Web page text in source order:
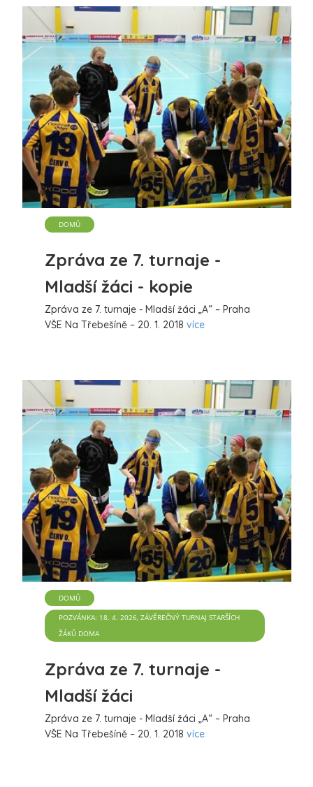
Zpráva ze 7. turnaje -
Mladší žáci - kopie
Zpráva ze 7. turnaje - Mladší žáci „A“ – Praha
VŠE Na Třebešíně – 20. 1. 2018 více
DOMŮ
Zpráva ze 7. turnaje -
Mladší žáci
Zpráva ze 7. turnaje - Mladší žáci „A“ – Praha
VŠE Na Třebešíně – 20. 1. 2018 více
DOMŮ
POZVÁNKA: 18. 4. 2026, ZÁVĚREČNÝ TURNAJ STARŠÍCH
ŽÁKŮ DOMA